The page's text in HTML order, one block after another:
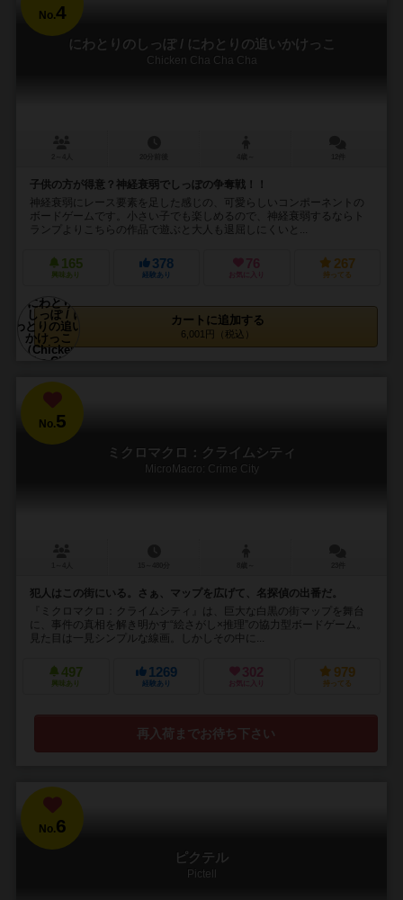
No.4
にわとりのしっぽ / にわとりの追いかけっこ
Chicken Cha Cha Cha
子供の方が得意？神経衰弱でしっぽの争奪戦！！
神経衰弱にレース要素を足した感じの、可愛らしいコンポーネントの
ボードゲームです。小さい子でも楽しめるので、神経衰弱するならト
ランプよりこちらの作品で遊ぶと大人も退屈しにくいと...
165
興味あり
378
経験あり
76
お気に入り
267
持ってる
カートに追加する
6,001円（税込）
No.5
ミクロマクロ：クライムシティ
MicroMacro: Crime City
犯人はこの街にいる。さぁ、マップを広げて、名探偵の出番だ。
『ミクロマクロ：クライムシティ』は、巨大な白黒の街マップを舞台
に、事件の真相を解き明かす“絵さがし×推理”の協力型ボードゲーム。
見た目は一見シンプルな線画。しかしその中に...
497
興味あり
1269
経験あり
302
お気に入り
979
持ってる
再入荷までお待ち下さい
No.6
ピクテル
Pictell